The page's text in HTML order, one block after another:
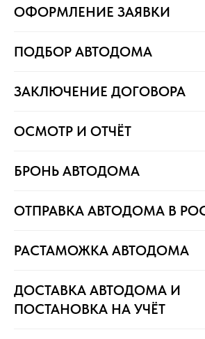
ОФОРМЛЕНИЕ ЗАЯВКИ
ПОДБОР АВТОДОМА
ЗАКЛЮЧЕНИЕ ДОГОВОРА
ОСМОТР И ОТЧЁТ
БРОНЬ АВТОДОМА
ОТПРАВКА АВТОДОМА В
РАСТАМОЖКА АВТОДОМА
ДОСТАВКА АВТОДОМА И
ПОСТАНОВКА НА УЧЁТ